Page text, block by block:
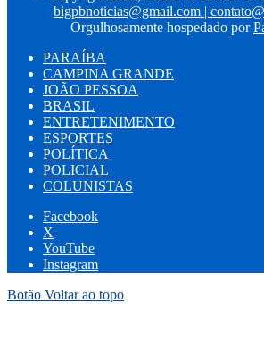
bigpbnoticias@gmail.com |
Orgulhosamente hospedado por
PARAÍBA
CAMPINA GRANDE
JOÃO PESSOA
BRASIL
ENTRETENIMENTO
ESPORTES
POLÍTICA
POLICIAL
COLUNISTAS
Facebook
X
YouTube
Instagram
Botão Voltar ao topo